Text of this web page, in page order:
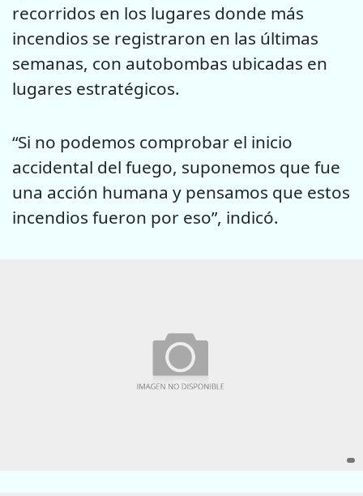
recorridos en los lugares donde más
incendios se registraron en las últimas
semanas, con autobombas ubicadas en
lugares estratégicos.
“Si no podemos comprobar el inicio
accidental del fuego, suponemos que fue
una acción humana y pensamos que estos
incendios fueron por eso”, indicó.